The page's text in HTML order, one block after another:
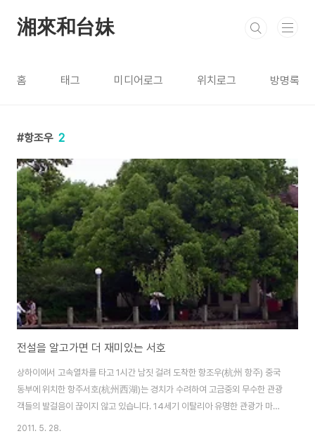
湘來和台妹
홈 태그 미디어로그 위치로그 방명록
항조우 2
전설을 알고가면 더 재미있는 서호
상하이에서 고속열차를 타고 1시간 남짓 걸려 도착한 항조우(杭州 항주) 중국
동부에 위치한 항주서호(杭州西湖)는 경치가 수려하여 고금중외 무수한 관광
객들의 발걸음이 끊이지 않고 있습니다. 14세기 이탈리아 유명한 관광가 마르
코 폴로가 항주에 와서 서호의 아름다움을 이렇게 묘사했다고 하죠. 중국에서
2011. 5. 28.